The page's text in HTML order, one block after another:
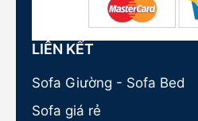
LIÊN KẾT
Sofa Giường - Sofa Bed
Sofa giá rẻ